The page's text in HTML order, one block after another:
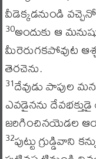
వీడెక్కడనుండి
30అందుకు ఆ
మీరెరుగకపోవుట
తెరచెను.
31దేవుడు పాపుల
ఎవడైనను
జరిగించినయెడల
32పుట్టు గ్రుడ్డివాని